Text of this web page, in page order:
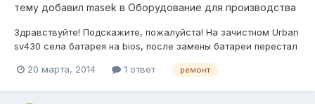
тему добавил masek в Оборудование для производства
Здравствуйте! Подскажите, пожалуйста! На зачистном Urban
sv430 села батарея на bios, после замены батареи перестал
знает, как зайти в bios на doc, чтобы переключить загрузку
20 марта, 2014 1 ответ ремонт